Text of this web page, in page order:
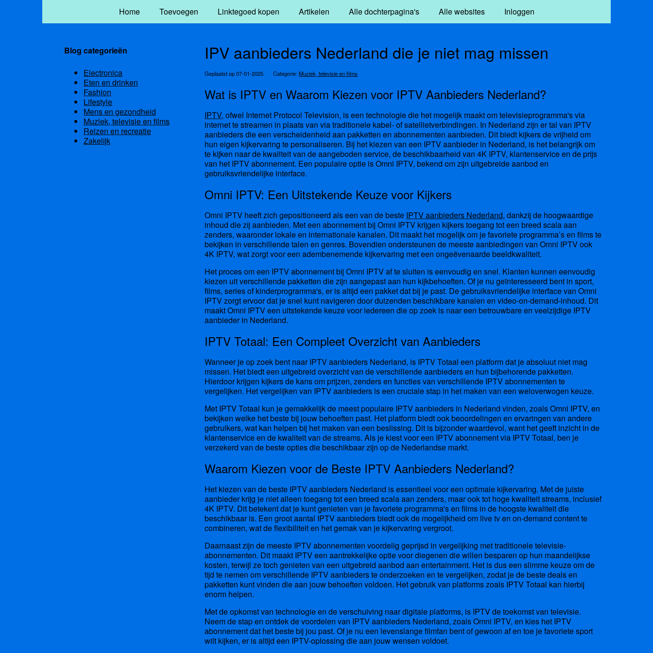
Home Toevoegen Linktegoed kopen Artikelen Alle dochterpagina's Alle websites Inloggen
IPV aanbieders Nederland die je niet mag missen
Geplaatst op 07-01-2025 Categorie:Muziek, televisie en films
Wat is IPTV en Waarom Kiezen voor IPTV Aanbieders Nederland?
IPTV, ofwel Internet Protocol Television, is een technologie die het mogelijk maakt om televisieprogramma's via
internet te streamen in plaats van via traditionele kabel- of satellietverbindingen. In Nederland zijn er tal van IPTV
aanbieders die een verscheidenheid aan pakketten en abonnementen aanbieden. Dit biedt kijkers de vrijheid om
hun eigen kijkervaring te personaliseren. Bij het kiezen van een IPTV aanbieder in Nederland, is het belangrijk om
te kijken naar de kwaliteit van de aangeboden service, de beschikbaarheid van 4K IPTV, klantenservice en de prijs
van het IPTV abonnement. Een populaire optie is Omni IPTV, bekend om zijn uitgebreide aanbod en
gebruiksvriendelijke interface.
Omni IPTV: Een Uitstekende Keuze voor Kijkers
Omni IPTV heeft zich gepositioneerd als een van de beste IPTV aanbieders Nederland, dankzij de hoogwaardige
inhoud die zij aanbieden. Met een abonnement bij Omni IPTV krijgen kijkers toegang tot een breed scala aan
zenders, waaronder lokale en internationale kanalen. Dit maakt het mogelijk om je favoriete programma’s en films te
bekijken in verschillende talen en genres. Bovendien ondersteunen de meeste aanbiedingen van Omni IPTV ook
4K IPTV, wat zorgt voor een adembenemende kijkervaring met een ongeëvenaarde beeldkwaliteit.
Het proces om een IPTV abonnement bij Omni IPTV af te sluiten is eenvoudig en snel. Klanten kunnen eenvoudig
kiezen uit verschillende pakketten die zijn aangepast aan hun kijkbehoeften. Of je nu geïnteresseerd bent in sport,
films, series of kinderprogramma's, er is altijd een pakket dat bij je past. De gebruiksvriendelijke interface van Omni
IPTV zorgt ervoor dat je snel kunt navigeren door duizenden beschikbare kanalen en video-on-demand-inhoud. Dit
maakt Omni IPTV een uitstekende keuze voor iedereen die op zoek is naar een betrouwbare en veelzijdige IPTV
aanbieder in Nederland.
IPTV Totaal: Een Compleet Overzicht van Aanbieders
Wanneer je op zoek bent naar IPTV aanbieders Nederland, is IPTV Totaal een platform dat je absoluut niet mag
missen. Het biedt een uitgebreid overzicht van de verschillende aanbieders en hun bijbehorende pakketten.
Hierdoor krijgen kijkers de kans om prijzen, zenders en functies van verschillende IPTV abonnementen te
vergelijken. Het vergelijken van IPTV aanbieders is een cruciale stap in het maken van een weloverwogen keuze.
Met IPTV Totaal kun je gemakkelijk de meest populaire IPTV aanbieders in Nederland vinden, zoals Omni IPTV, en
bekijken welke het beste bij jouw behoeften past. Het platform biedt ook beoordelingen en ervaringen van andere
gebruikers, wat kan helpen bij het maken van een beslissing. Dit is bijzonder waardevol, want het geeft inzicht in de
klantenservice en de kwaliteit van de streams. Als je kiest voor een IPTV abonnement via IPTV Totaal, ben je
verzekerd van de beste opties die beschikbaar zijn op de Nederlandse markt.
Waarom Kiezen voor de Beste IPTV Aanbieders Nederland?
Het kiezen van de beste IPTV aanbieders Nederland is essentieel voor een optimale kijkervaring. Met de juiste
aanbieder krijg je niet alleen toegang tot een breed scala aan zenders, maar ook tot hoge kwaliteit streams, inclusief
4K IPTV. Dit betekent dat je kunt genieten van je favoriete programma's en films in de hoogste kwaliteit die
beschikbaar is. Een groot aantal IPTV aanbieders biedt ook de mogelijkheid om live tv en on-demand content te
combineren, wat de flexibiliteit en het gemak van je kijkervaring vergroot.
Daarnaast zijn de meeste IPTV abonnementen voordelig geprijsd in vergelijking met traditionele televisie-
abonnementen. Dit maakt IPTV een aantrekkelijke optie voor diegenen die willen besparen op hun maandelijkse
kosten, terwijl ze toch genieten van een uitgebreid aanbod aan entertainment. Het is dus een slimme keuze om de
tijd te nemen om verschillende IPTV aanbieders te onderzoeken en te vergelijken, zodat je de beste deals en
pakketten kunt vinden die aan jouw behoeften voldoen. Het gebruik van platforms zoals IPTV Totaal kan hierbij
enorm helpen.
Met de opkomst van technologie en de verschuiving naar digitale platforms, is IPTV de toekomst van televisie.
Neem de stap en ontdek de voordelen van IPTV aanbieders Nederland, zoals Omni IPTV, en kies het IPTV
abonnement dat het beste bij jou past. Of je nu een levenslange filmfan bent of gewoon af en toe je favoriete sport
wilt kijken, er is altijd een IPTV-oplossing die aan jouw wensen voldoet.
Blog categorieën
Electronica
Eten en drinken
Fashion
Lifestyle
Mens en gezondheid
Muziek, televisie en films
Reizen en recreatie
Zakelijk